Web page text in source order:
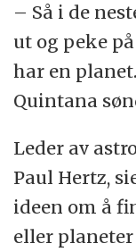
– Så i de
ut og peke
har en
Quintana
Leder av
Paul Hertz,
ideen om å
eller